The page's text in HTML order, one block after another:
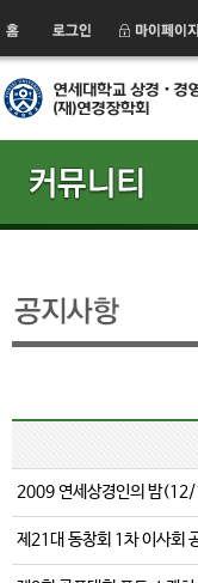
2009 연세상경인의 밤
제21대 동창회 1차 이사회